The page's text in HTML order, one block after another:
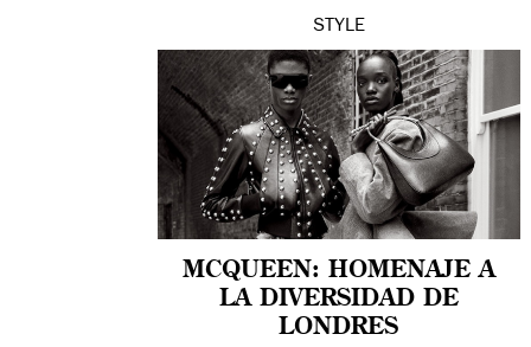
STYLE
MCQUEEN: HOMENAJE A
LA DIVERSIDAD DE
LONDRES